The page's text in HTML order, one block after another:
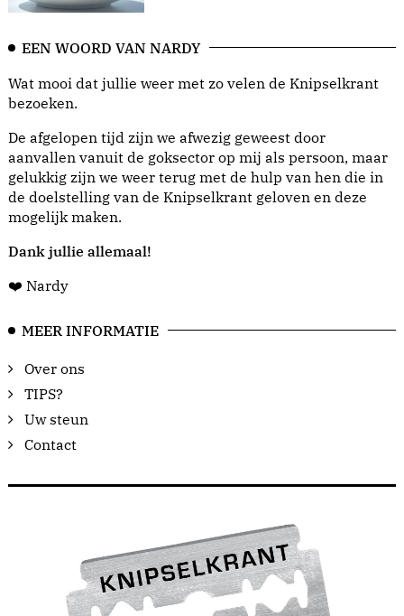
EEN WOORD VAN NARDY
Wat mooi dat jullie weer met zo velen de Knipselkrant
bezoeken.
De afgelopen tijd zijn we afwezig geweest door
aanvallen vanuit de goksector op mij als persoon, maar
gelukkig zijn we weer terug met de hulp van hen die in
de doelstelling van de Knipselkrant geloven en deze
mogelijk maken.
Dank jullie allemaal!
❤️ Nardy
MEER INFORMATIE
Over ons
TIPS?
Uw steun
Contact